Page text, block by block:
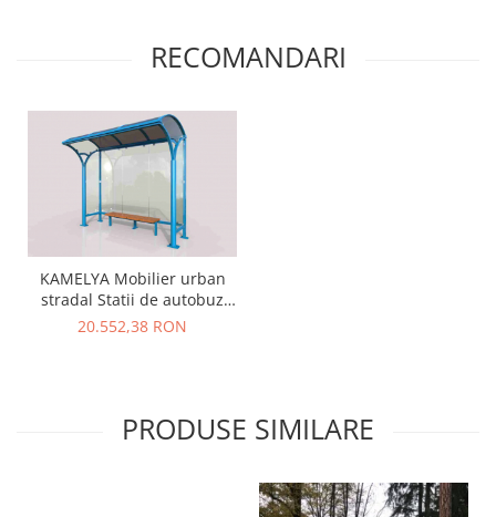
RECOMANDARI
KAMELYA Mobilier urban
stradal Statii de autobuz
din metal vopsit
20.552,38 RON
PRODUSE SIMILARE